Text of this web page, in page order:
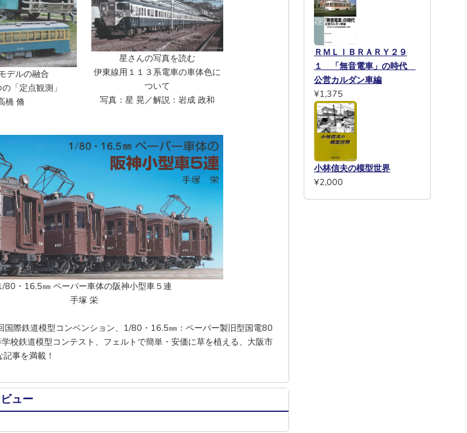
デルの融合
「定点観測」
橋 脩
星さんの写真を読む
伊東線用１１３系電車の車体色に
ついて
写真：星 晃／解説：岩成 政和
80・16.5㎜ ペーパー車体の阪神小型車５連
手塚 栄
際鉄道模型コンベンション、1/80・16.5㎜：ペーパー製旧型国電80
校鉄道模型コンテスト、フェルトで簡単・安価に草を植える、大阪市
事を満載！
ュー
ＲＭＬＩＢＲＡＲＹ２９
１ 「無音電車」の時代
公営カルダン車編
¥1,375
小林信夫の模型世界
¥2,000